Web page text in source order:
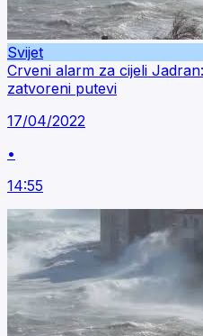
Svijet
Crveni alarm za cijeli
zatvoreni putevi
17/04/2022
•
14:55